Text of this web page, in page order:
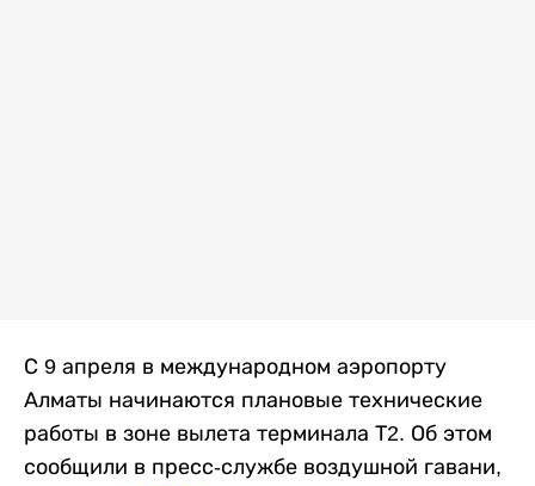
С 9 апреля в международном аэропорту
Алматы начинаются плановые технические
работы в зоне вылета терминала Т2. Об этом
сообщили в пресс-службе воздушной гавани,